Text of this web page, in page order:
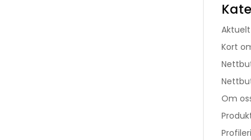
Aktuelt
Kort
Om